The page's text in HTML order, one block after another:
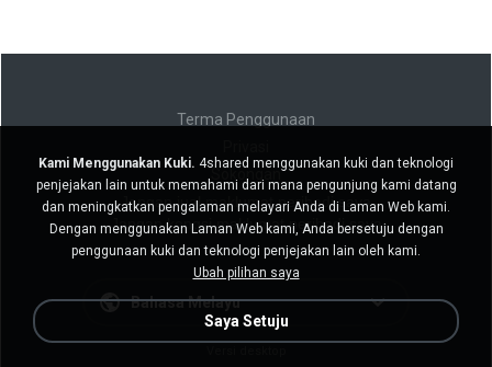
Terma Penggunaan
Jangan jual maklumat peribadi saya
Jangan kongsi maklumat peribadi saya
Bahasa Melayu
Kami Menggunakan Kuki. 4shared menggunakan kuki dan teknologi
penjejakan lain untuk memahami dari mana pengunjung kami datang
dan meningkatkan pengalaman melayari Anda di Laman Web kami.
Dengan menggunakan Laman Web kami, Anda bersetuju dengan
penggunaan kuki dan teknologi penjejakan lain oleh kami.
Ubah pilihan saya
Saya Setuju